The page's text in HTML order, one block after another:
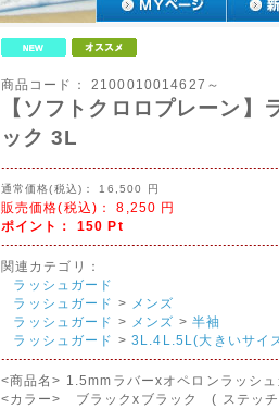
商品コード： 2100010014627～
【ソフトクロロプレーン】
ック 3L
通常価格(税込)： 16,500 円
販売価格(税込)： 8,250 円
ポイント： 150 Pt
関連カテゴリ：
ラッシュガード
ラッシュガード >
メンズ
ラッシュガード > メンズ > 半袖
ラッシュガード > 3L.4L.5L(大きいサイ
<商品名> 1.5mmラバーxオペロンラッシュ
<カラー> ブラックxブラック ( ステッ